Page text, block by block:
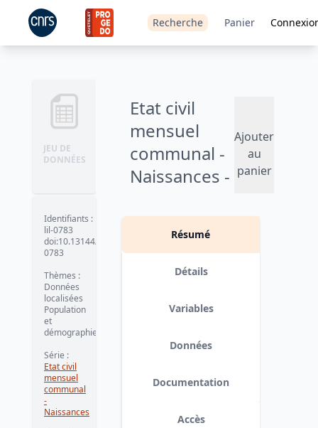
Recherche Panier
JEU DE
DONNÉES
Etat civil
mensuel
communal -
Naissances -
Ajouter
au
panier
Identifiants :
lil-0783
doi:10.13144/lil-
0783
Thèmes :
Données
localisées
Population
et
démographie
Série :
Etat civil
mensuel
communal
-
Naissances
Résumé
Détails
Variables
Données
Documentation
Accès